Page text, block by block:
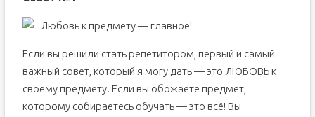
Любовь к предмету — главное!
Если вы решили стать репетитором, первый и самый
важный совет, который я могу дать — это ЛЮБОВЬ к
своему предмету. Если вы обожаете предмет,
которому собираетесь обучать — это всё! Вы